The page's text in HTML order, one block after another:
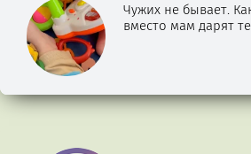
Чужих не бывает.
вместо мам дарят